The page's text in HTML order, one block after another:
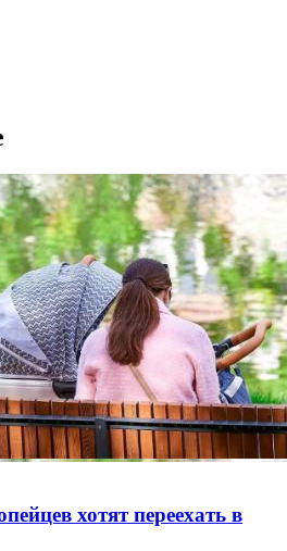
хотят переехать в